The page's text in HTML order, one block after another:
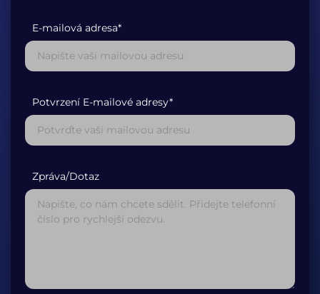
E-mailová adresa*
Potvrzení E-mailové adresy*
Zpráva/Dotaz